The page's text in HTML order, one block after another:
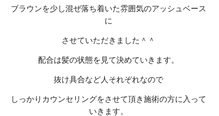
ブラウンを少し混ぜ落ち着いた雰囲気のアッシュベース
に
させていただきました＾＾
配合は髪の状態を見て決めていきます。
抜け具合など人それぞれなので
しっかりカウンセリングをさせて頂き施術の方に入って
いきます。